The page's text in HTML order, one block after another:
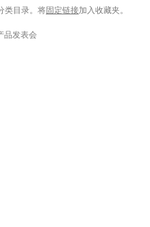
类目录。将固定链接加入收藏夹。
品发表会